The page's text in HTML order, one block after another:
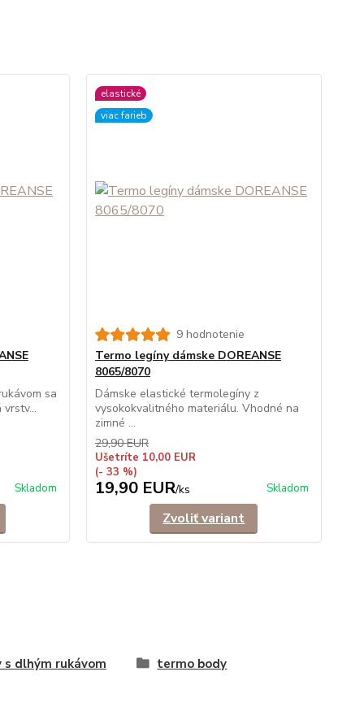
sa
Skladom
elastické
viac farieb
9 hodnotenie
Termo legíny dámske DOREANSE
8065/8070
Dámske elastické termolegíny z
vysokokvalitného materiálu. Vhodné na
zimné ...
29,90 EUR
Ušetríte 10,00 EUR
(- 33 %)
19,90 EUR/ks Skladom
Zvoliť variant
s dlhým rukávom
termo body